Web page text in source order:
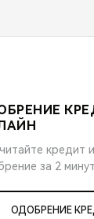
кредит
за 2
ОДОБРЕНИЕ